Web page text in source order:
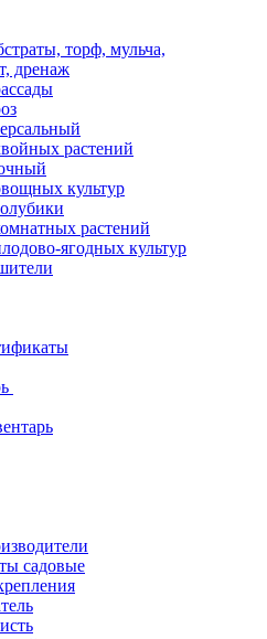
торф, мульча,
дренаж
растений
культур
растений
ягодных культур
садовые